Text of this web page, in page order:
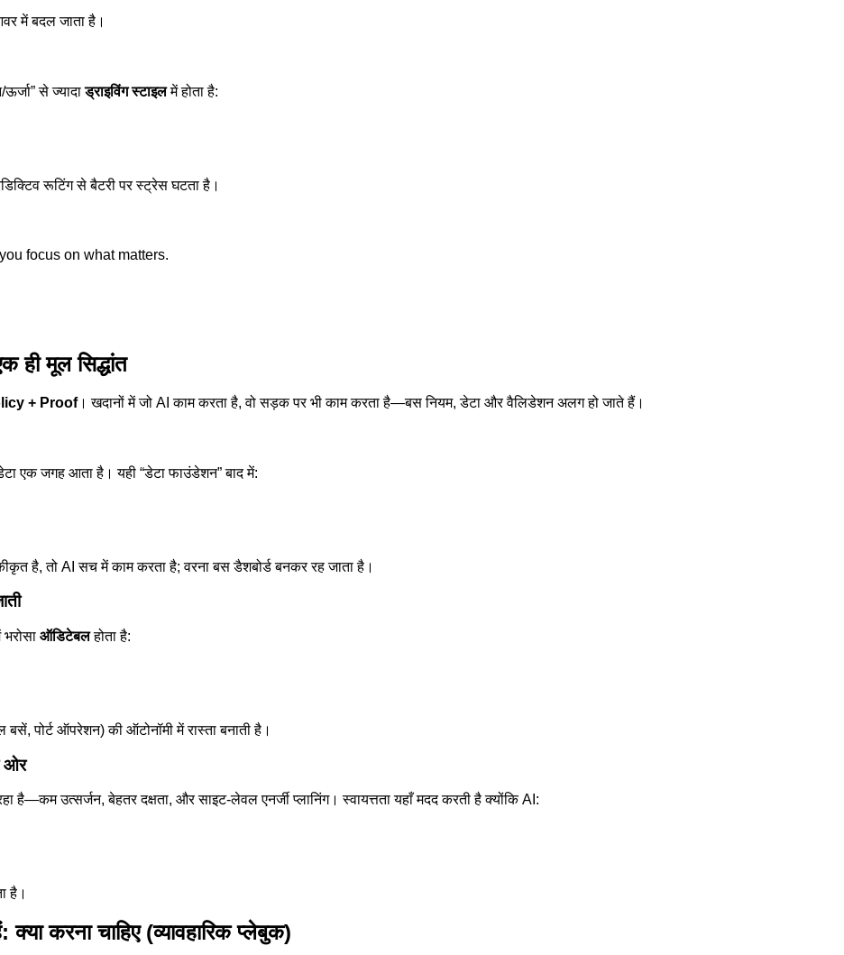
में बदल जाता है।
से ज्यादाड्राइविंग स्टाइलमें होता है:
रूटिंग से बैटरी पर स्ट्रेस घटता है।
focus on what matters.
मूल सिद्धांत
+ Proof। खदानों में जो AI काम करता है, वो सड़क पर भी काम करता है—बस नियम, डेटा और वैलिडेशन अलग हो जाते हैं।
एक जगह आता है। यही “डेटा फाउंडेशन” बाद में:
है, तो AI सच में काम करता है; वरना बस डैशबोर्ड बनकर रह जाता है।
ऑडिटेबलहोता है:
पोर्ट ऑपरेशन) की ऑटोनॉमी में रास्ता बनाती है।
ओर
है—कम उत्सर्जन, बेहतर दक्षता, और साइट-लेवल एनर्जी प्लानिंग। स्वायत्तता यहाँ मदद करती है क्योंकि AI:
है।
करना चाहिए (व्यावहारिक प्लेबुक)